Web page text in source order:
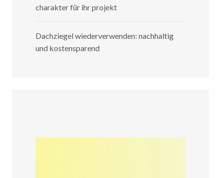
charakter für ihr projekt
Dachziegel wiederverwenden: nachhaltig
und kostensparend